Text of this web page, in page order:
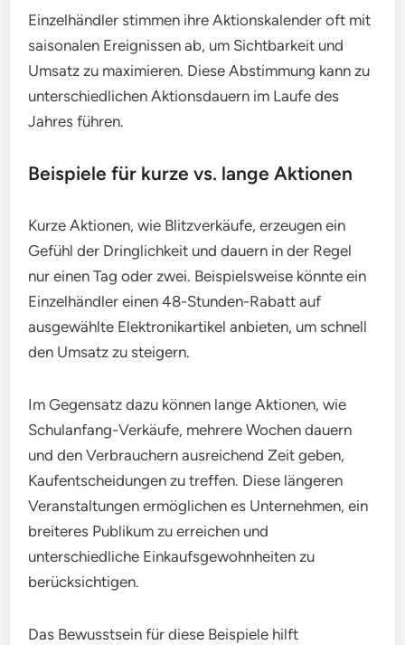
Einzelhändler stimmen ihre Aktionskalender oft mit
saisonalen Ereignissen ab, um Sichtbarkeit und
Umsatz zu maximieren. Diese Abstimmung kann zu
unterschiedlichen Aktionsdauern im Laufe des
Jahres führen.
Beispiele für kurze vs. lange Aktionen
Kurze Aktionen, wie Blitzverkäufe, erzeugen ein
Gefühl der Dringlichkeit und dauern in der Regel
nur einen Tag oder zwei. Beispielsweise könnte ein
Einzelhändler einen 48-Stunden-Rabatt auf
ausgewählte Elektronikartikel anbieten, um schnell
den Umsatz zu steigern.
Im Gegensatz dazu können lange Aktionen, wie
Schulanfang-Verkäufe, mehrere Wochen dauern
und den Verbrauchern ausreichend Zeit geben,
Kaufentscheidungen zu treffen. Diese längeren
Veranstaltungen ermöglichen es Unternehmen, ein
breiteres Publikum zu erreichen und
unterschiedliche Einkaufsgewohnheiten zu
berücksichtigen.
Das Bewusstsein für diese Beispiele hilft